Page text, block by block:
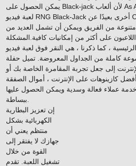
يمكن الحصول على Black-jack لأن ألعاب As Assupe Originals ، وهناك
لعبة فيديو RNG Black-Jack أخرى بعيدًا عن OneTouch أثناء المشاركة.
من الفريق ويمكن أن تشمل العديد من
على أكثر من إمكانيات كافية.المشكلة
الرئيسية ، كما ذكرنا ، هي النقر فوق لعبة فيديو Live Black-Jack
كاملة من الجداول المعروضة. تميل حفلة
إلى جعل تجربة المقامرة الخاصة بك أو
كازينوهات على الإنترنت ، أموال الصفقة
خدمة عملاء فعالة وسدية ويمكن الحصول عليها
إن تعزيز البطارية
الكهربائية بشكل
منتظم يعني أن
جهازك لا يفتقر إلى
القوة من خلال
تشغيل اللعبة. تقدم